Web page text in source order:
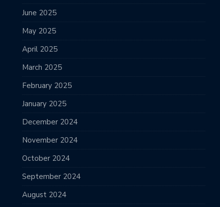
June 2025
May 2025
April 2025
March 2025
February 2025
January 2025
December 2024
November 2024
October 2024
September 2024
August 2024